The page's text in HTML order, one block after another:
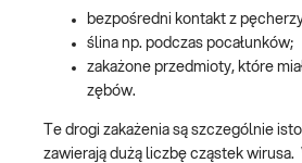
bezpośredni kontakt z
ślina np. podczas pocałunków;
zakażone przedmioty, które
zębów.
Te drogi zakażenia są szczególnie
zawierają dużą liczbę cząstek wirusa.